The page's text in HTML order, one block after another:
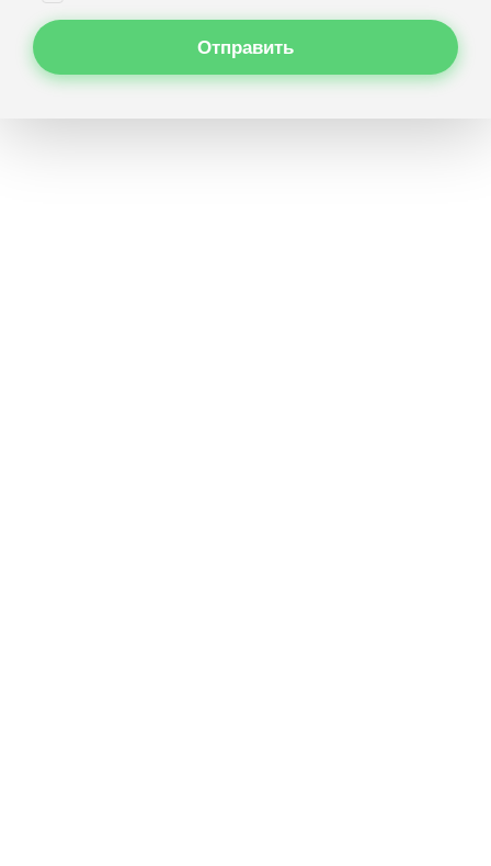
Отправить